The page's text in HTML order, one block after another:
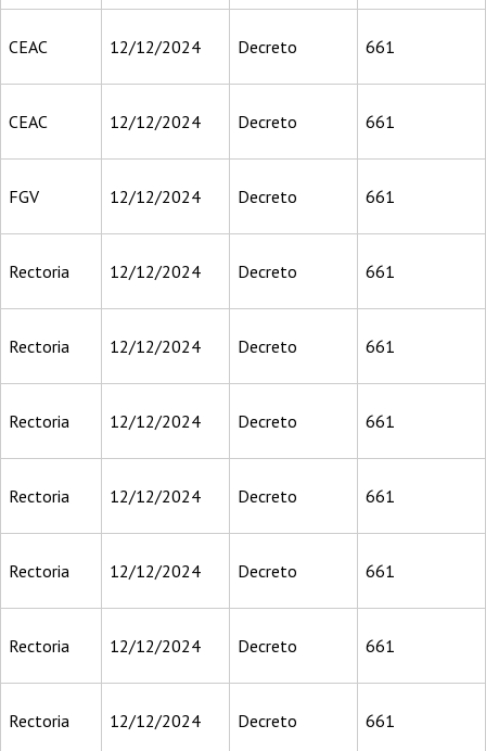
CEAC 12/12/2024 Decreto 661
CEAC 12/12/2024 Decreto 661
FGV 12/12/2024 Decreto 661
Rectoria 12/12/2024 Decreto 661
Rectoria 12/12/2024 Decreto 661
Rectoria 12/12/2024 Decreto 661
Rectoria 12/12/2024 Decreto 661
Rectoria 12/12/2024 Decreto 661
Rectoria 12/12/2024 Decreto 661
Rectoria 12/12/2024 Decreto 661